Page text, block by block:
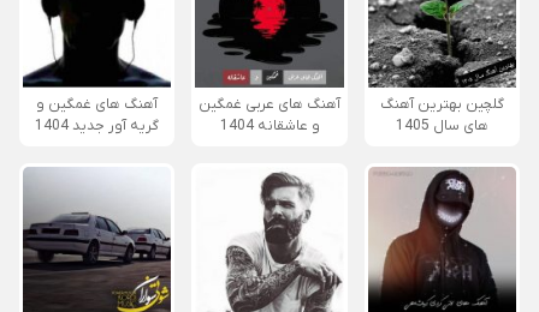
گلچین بهترین آهنگ
های سال 1405
آهنگ های عربی غمگین
و عاشقانه 1404
آهنگ های غمگین و
گریه آور جدید 1404